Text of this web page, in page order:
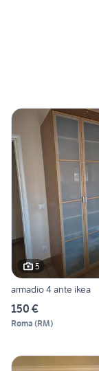
5
armadio 4 ante ikea
150 €
Roma (RM)